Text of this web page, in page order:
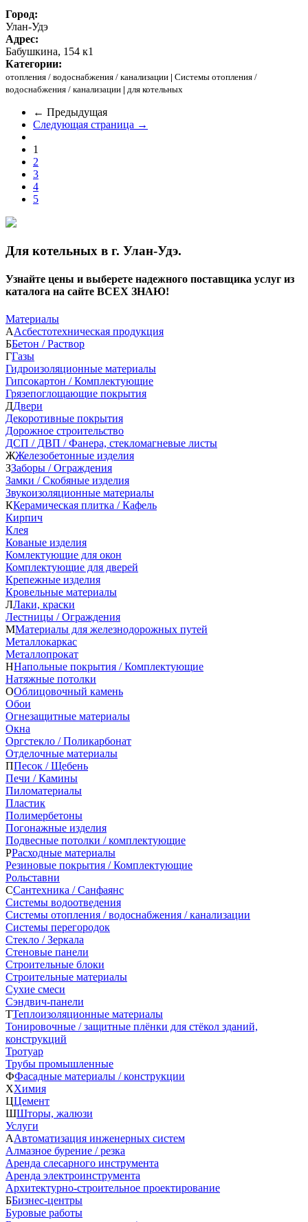
Город:
Улан-Удэ
Адрес:
Бабушкина, 154 к1
Категории:
отопления / водоснабжения / канализации | Системы отопления /
водоснабжения / канализации | для котельных
← Предыдущая
Следующая страница →
1
2
3
4
5
Для котельных в г. Улан-Удэ.
Узнайте цены и выберете надежного поставщика услуг из
каталога на сайте ВСЕХ ЗНАЮ!
Материалы
ААсбестотехническая продукция
ББетон / Раствор
ГГазы
Гидроизоляционные материалы
Гипсокартон / Комплектующие
Грязепоглощающие покрытия
ДДвери
Декоротивные покрытия
Дорожное строительство
ДСП / ДВП / Фанера, стекломагневые листы
ЖЖелезобетонные изделия
ЗЗаборы / Ограждения
Замки / Скобяные изделия
Звукоизоляционные материалы
ККерамическая плитка / Кафель
Кирпич
Клея
Кованые изделия
Комлектующие для окон
Комплектующие для дверей
Крепежные изделия
Кровельные материалы
ЛЛаки, краски
Лестницы / Ограждения
ММатериалы для железнодорожных путей
Металлокаркас
Металлопрокат
ННапольные покрытия / Комплектующие
Натяжные потолки
ООблицовочный камень
Обои
Огнезащитные материалы
Окна
Оргстекло / Поликарбонат
Отделочные материалы
ППесок / Щебень
Печи / Камины
Пиломатериалы
Пластик
Полимербетоны
Погонажные изделия
Подвесные потолки / комплектующие
РРасходные материалы
Резиновые покрытия / Комплектующие
Рольставни
ССантехника / Санфаянс
Системы водоотведения
Системы отопления / водоснабжения / канализации
Системы перегородок
Стекло / Зеркала
Стеновые панели
Строительные блоки
Строительные материалы
Сухие смеси
Сэндвич-панели
ТТеплоизоляционные материалы
Тонировочные / защитные плёнки для стёкол зданий,
конструкций
Тротуар
Трубы промышленные
ФФасадные материалы / конструкции
ХХимия
ЦЦемент
ШШторы, жалюзи
Услуги
ААвтоматизация инженерных систем
Алмазное бурение / резка
Аренда слесарного инструмента
Аренда электроинструмента
Архитектурно-строительное проектирование
ББизнес-центры
Буровые работы